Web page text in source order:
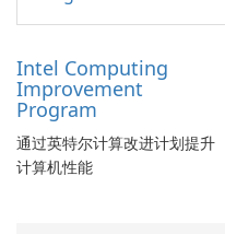
Intel Computing
Improvement
Program
通过英特尔计算改进计划提升
计算机性能